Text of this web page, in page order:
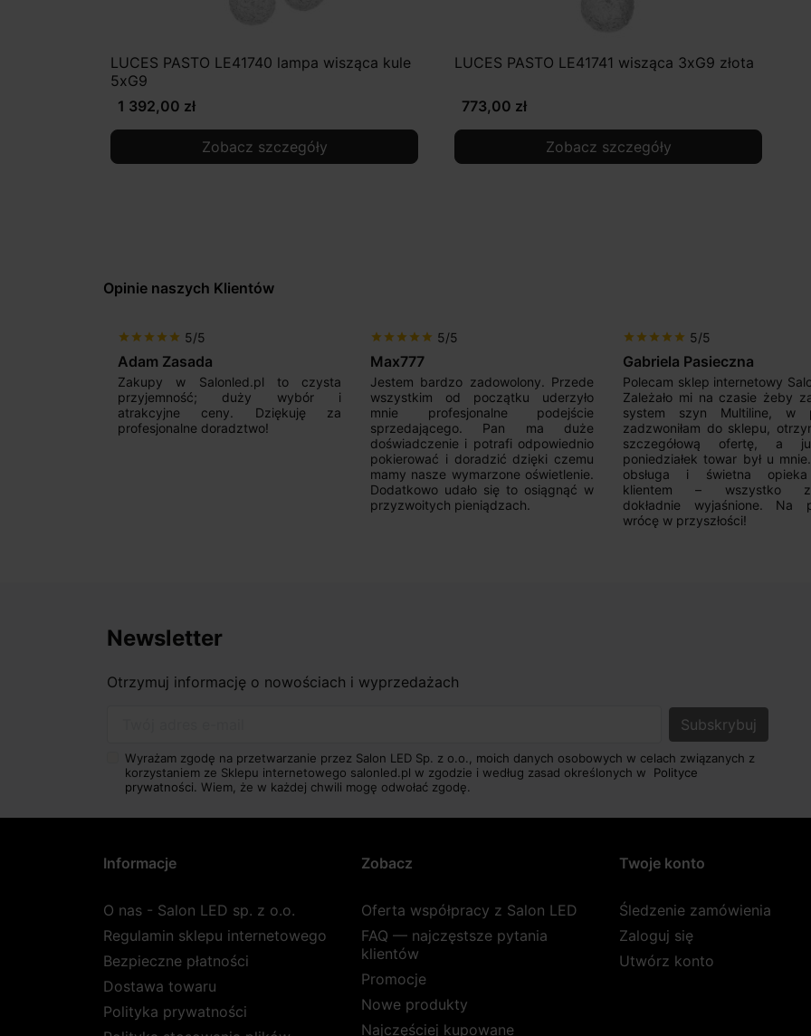
LUCES PASTO LE41740 lampa wisząca kule
5xG9
1 392,00 zł
Zobacz szczegóły
LUCES PASTO LE41741 wisząca 3xG9 złota
773,00 zł
Zobacz szczegóły
Opinie naszych Klientów
star star star star star 5/5
Adam Zasada
Zakupy w Salonled.pl to czysta
przyjemność; duży wybór i
atrakcyjne ceny. Dziękuję za
profesjonalne doradztwo!
star star star star star 5/5
Max777
Jestem bardzo zadowolony. Przede
wszystkim od początku uderzyło
mnie profesjonalne podejście
sprzedającego. Pan ma duże
doświadczenie i potrafi odpowiednio
pokierować i doradzić dzięki czemu
mamy nasze wymarzone oświetlenie.
Dodatkowo udało się to osiągnąć w
przyzwoitych pieniądzach.
star star star star star 5/5
Gabriela Pasieczna
Polecam sklep internetowy
Zależało mi na czasie żeby
system szyn Multiline, w
zadzwoniłam do sklepu,
szczegółową ofertę, a
poniedziałek towar był u
obsługa i świetna
klientem – wszystko
dokładnie wyjaśnione. Na
wrócę w przyszłości!
Newsletter
Otrzymuj informację o nowościach i wyprzedażach
Wyrażam zgodę na przetwarzanie przez Salon LED Sp. z o.o., moich danych osobowych w celach związanych z
korzystaniem ze Sklepu internetowego salonled.pl w zgodzie i według zasad określonych w Polityce
prywatności. Wiem, że w każdej chwili mogę odwołać zgodę.
Informacje
O nas - Salon LED sp. z o.o.
Regulamin sklepu internetowego
Bezpieczne płatności
Dostawa towaru
Polityka prywatności
Zobacz
Oferta współpracy z Salon LED
FAQ — najczęstsze pytania
klientów
Promocje
Nowe produkty
Najczęściej kupowane
Twoje konto
Śledzenie zamówienia
Zaloguj się
Utwórz konto